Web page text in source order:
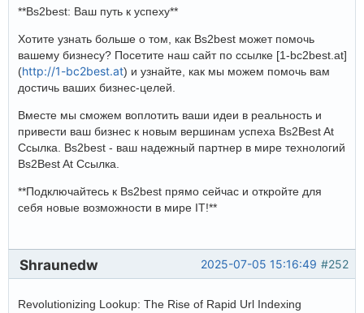
**Bs2best: Ваш путь к успеху**
Хотите узнать больше о том, как Bs2best может помочь
вашему бизнесу? Посетите наш сайт по ссылке [1-bc2best.at]
(http://1-bc2best.at) и узнайте, как мы можем помочь вам
достичь ваших бизнес-целей.
Вместе мы сможем воплотить ваши идеи в реальность и
привести ваш бизнес к новым вершинам успеха Bs2Best At
Ссылка. Bs2best - ваш надежный партнер в мире технологий
Bs2Best At Ссылка.
**Подключайтесь к Bs2best прямо сейчас и откройте для
себя новые возможности в мире IT!**
#252
2025-07-05 15:16:49
Shraunedw
Revolutionizing Lookup: The Rise of Rapid Url Indexing